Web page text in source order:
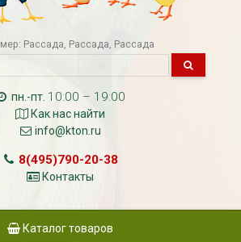
Рассада Рассада Рассада
пн.-пт. 10:00 – 19:00
Как нас найти
info@kton.ru
8(495)790-20-38
Контакты
Каталог товаров